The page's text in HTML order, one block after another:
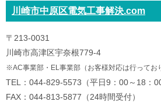
川崎市中原区電気工事解決.com
〒213-0031
川崎市高津区宇奈根779-4
※AC事業部・EL事業部（お客様対応は行ってお
TEL：044-829-5573（平日9：00～18：00
FAX：044-813-5877（24時間受付）